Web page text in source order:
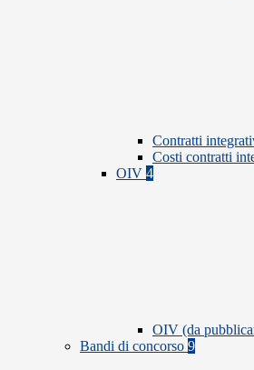
Contratti
Costi contratti
OIV 4
OIV (da
Bandi di concorso 9